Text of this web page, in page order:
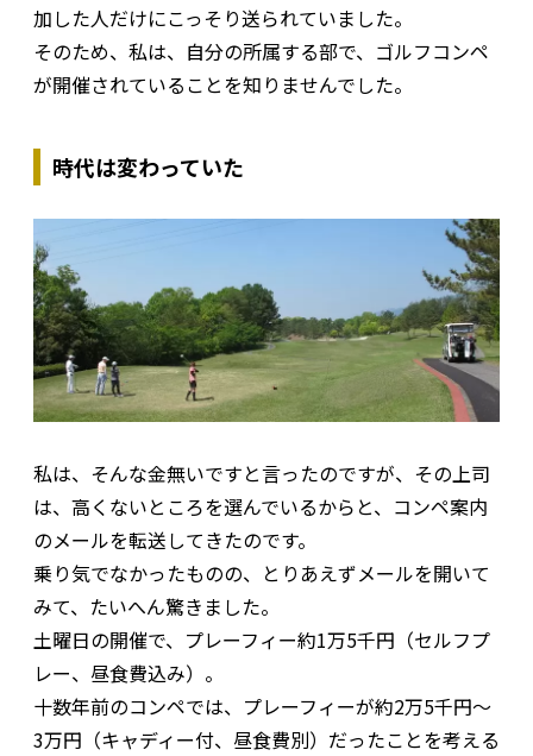
加した人だけにこっそり送られていました。
そのため、私は、自分の所属する部で、ゴルフコンペ
が開催されていることを知りませんでした。
時代は変わっていた
私は、そんな金無いですと言ったのですが、その上司
は、高くないところを選んでいるからと、コンペ案内
のメールを転送してきたのです。
乗り気でなかったものの、とりあえずメールを開いて
みて、たいへん驚きました。
土曜日の開催で、プレーフィー約1万5千円（セルフプ
レー、昼食費込み）。
十数年前のコンペでは、プレーフィーが約2万5千円～
3万円（キャディー付、昼食費別）だったことを考える